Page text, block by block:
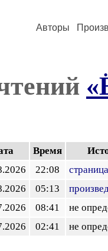
Авторы
Время
22:08
05:13
08:41
не
02:41 не